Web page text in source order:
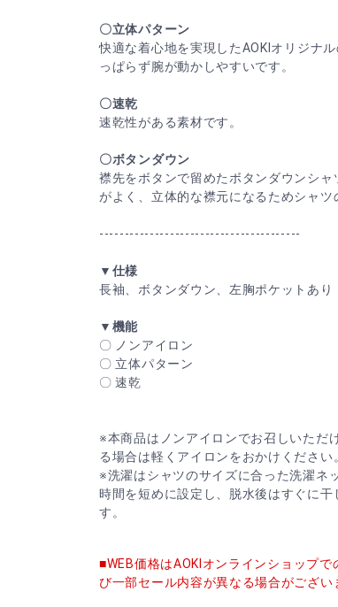
〇立体パターン
快適な着心地を実現したAOKIオリジナ
っぱらず腕が動かしやすいです。
〇速乾
速乾性がある素材です。
〇ボタンダウン
襟先をボタンで留めたボタンダウンシ
がよく、立体的な襟元になるためシャツ
----------------------------------------
▼仕様
長袖、ボタンダウン、左胸ポケットあり
▼機能
〇 ノンアイロン
〇 立体パターン
〇 速乾
※本商品はノンアイロンでお召しいただ
る場合は軽くアイロンをおかけください
※洗濯はシャツのサイズに合った洗濯ネ
時間を短めに設定し、脱水後はすぐに
す。
■WEB価格はAOKIオンラインショップ
び一部セール内容が異なる場合がござい